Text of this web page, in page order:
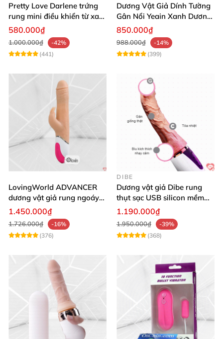
Pretty Love Darlene trứng
rung mini điều khiển từ xa
12 chế độ rung mạnh
580.000₫
1.000.000₫
-42%
(441)
Dương Vật Giả Dính Tường
Gân Nổi Yeain Xanh Dương
8.2 Siêu Thật
850.000₫
988.000₫
-14%
(399)
LovingWorld ADVANCER
dương vật giả rung ngoáy
thụt 7 chế độ
1.450.000₫
1.726.000₫
-16%
(376)
DIBE
Dương vật giả Dibe rung
thụt sạc USB silicon mềm
mại thật
1.190.000₫
1.950.000₫
-39%
(368)